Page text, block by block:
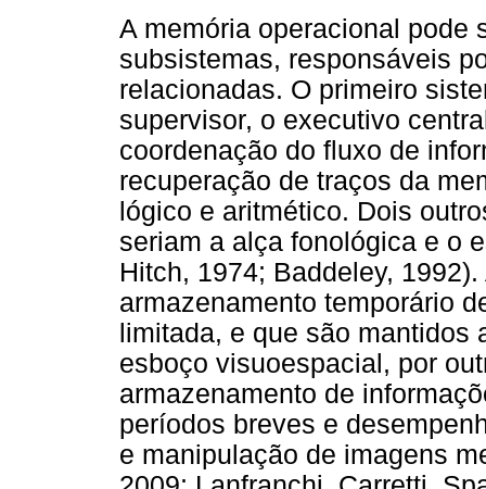
A memória operacional pode
subsistemas, responsáveis
relacionadas. O primeiro
supervisor, o executivo
coordenação do fluxo de
recuperação de traços da
lógico e aritmético. Dois
seriam a alça fonológica e o
Hitch, 1974; Baddeley,
armazenamento temporário
limitada, e que são
esboço visuoespacial, por
armazenamento de
períodos breves e
e manipulação de imagens